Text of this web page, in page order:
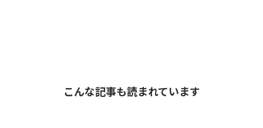
こんな記事も読まれています